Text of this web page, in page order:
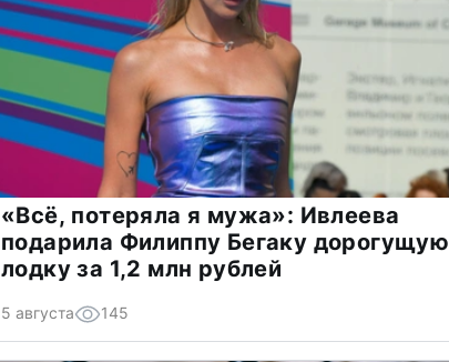
«Всё, потеряла я мужа»: Ивлеева
подарила Филиппу Бегаку дорогущую
лодку за 1,2 млн рублей
5 августа 145